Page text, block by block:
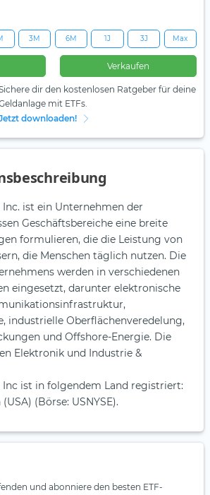
3M 6M 1J 3J Max
Verkaufen
dir den kostenlosen Ratgeber für deine
mit ETFs.
downloaden!
ist ein Unternehmen der
Geschäftsbereiche eine breite
formulieren, die die Leistung von
die Menschen täglich nutzen. Die
werden in verschiedenen
eingesetzt, darunter elektronische
industrielle Oberflächenveredelung,
und Offshore-Energie. Die
Elektronik und Industrie &
ist in folgendem Land registriert:
(Börse: USNYSE).
und abonniere den besten ETF-